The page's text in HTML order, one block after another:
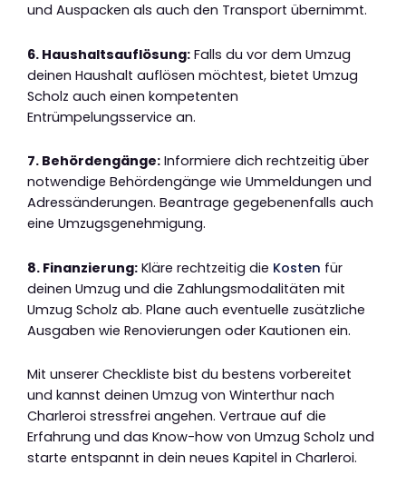
und Auspacken als auch den Transport übernimmt.
6. Haushaltsauflösung: Falls du vor dem Umzug
deinen Haushalt auflösen möchtest, bietet Umzug
Scholz auch einen kompetenten
Entrümpelungsservice an.
7. Behördengänge: Informiere dich rechtzeitig über
notwendige Behördengänge wie Ummeldungen und
Adressänderungen. Beantrage gegebenenfalls auch
eine Umzugsgenehmigung.
8. Finanzierung: Kläre rechtzeitig die Kosten für
deinen Umzug und die Zahlungsmodalitäten mit
Umzug Scholz ab. Plane auch eventuelle zusätzliche
Ausgaben wie Renovierungen oder Kautionen ein.
Mit unserer Checkliste bist du bestens vorbereitet
und kannst deinen Umzug von Winterthur nach
Charleroi stressfrei angehen. Vertraue auf die
Erfahrung und das Know-how von Umzug Scholz und
starte entspannt in dein neues Kapitel in Charleroi.